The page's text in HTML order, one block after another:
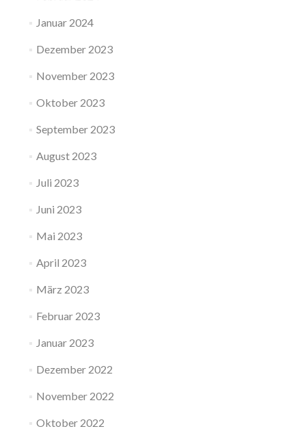
Januar 2024
Dezember 2023
November 2023
Oktober 2023
September 2023
August 2023
Juli 2023
Juni 2023
Mai 2023
April 2023
März 2023
Februar 2023
Januar 2023
Dezember 2022
November 2022
Oktober 2022